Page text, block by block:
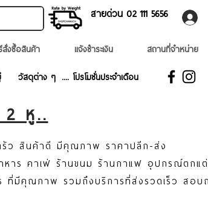
สายด่วน 02 ​111 5656
สั่งซื้อสินค้า แจ้งชำระเงิน สถานที่จำหน่าย
วัสดุต่าง ๆ .... โปรโมชั่นประจำเดือน
หู..
รัว สินค้าดี มีคุณภาพ ราคาปลีก-ส่ง
าร คาเฟ่ ร้านขนม ร้านกาแฟ อุปกรณ์ตกแ
ที่มีคุณภาพ รวมถึงบริการที่ส่งรวดเร็ว สอบถ